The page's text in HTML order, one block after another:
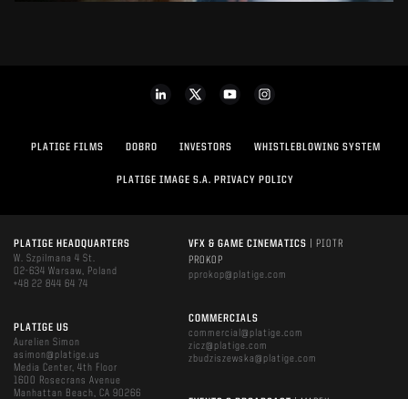
PLATIGE FILMS DOBRO INVESTORS WHISTLEBLOWING SYSTEM
PLATIGE IMAGE S.A. PRIVACY POLICY
PLATIGE HEADQUARTERS
W. Szpilmana 4 St.
02-634 Warsaw, Poland
+48 22 844 64 74
PLATIGE US
Aurelien Simon
asimon@platige.us
Media Center, 4th Floor
1600 Rosecrans Avenue
Manhattan Beach, CA 90266
VFX & GAME CINEMATICS
| PIOTR
PROKOP
pprokop@platige.com
COMMERCIALS
commercial@platige.com
zicz@platige.com
zbudziszewska@platige.com